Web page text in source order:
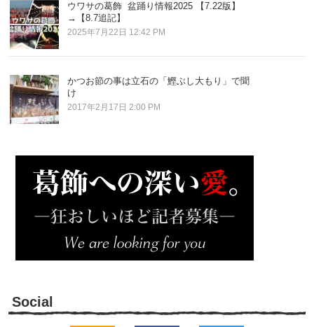
ウワサの葛飾 盆踊り情報2025 【7.22版】
→【8.7追記】
2025年7月22日 12:42 PM
かつお節の事は立石の「鰹ぶし大もり」で聞
け
2017年2月17日 2:00 PM
Social